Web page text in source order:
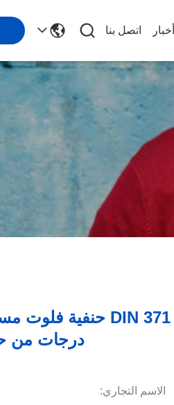
أخبار اتصل بنا
درجات من
الاسم التجاري: